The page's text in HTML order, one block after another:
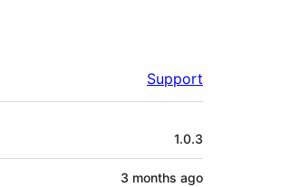
Support
1.0.3
3 months ago